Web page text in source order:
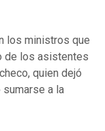
los ministros que
de los asistentes
quien dejó
sumarse a la